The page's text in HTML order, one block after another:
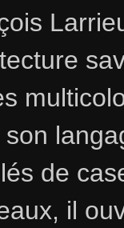
son
de
il